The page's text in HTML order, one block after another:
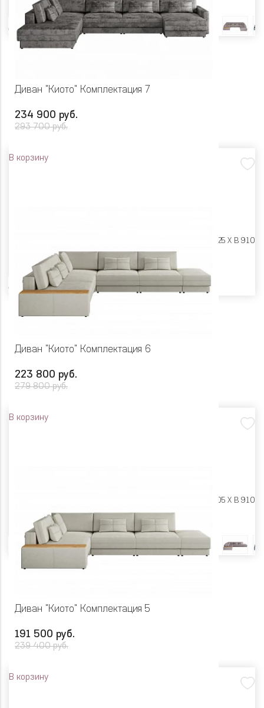
Диван "Киото" Комплектация 7
234 900 руб.
293 700 руб.
В корзину
Ш 4325 X Г 2825 X В 910
Диван "Киото" Комплектация 6
223 800 руб.
279 800 руб.
В корзину
Ш 3825 X Г 3505 X В 910
Диван "Киото" Комплектация 5
191 500 руб.
239 400 руб.
В корзину